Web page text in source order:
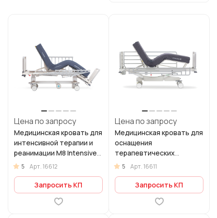
Цена по запросу
Медицинская кровать для
интенсивной терапии и
реанимации М8 Intensive
Care Bed
5 Арт.16612
Запросить КП
Цена по запросу
Медицинская кровать для
оснащения
терапевтических
отделений М9 Ward Bed
5 Арт.16611
Запросить КП